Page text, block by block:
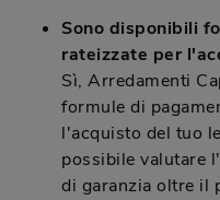
Sono disponibili
rateizzate per
Sì, Arredamenti
formule di
l'acquisto del tuo
possibile valutare
di garanzia oltre il